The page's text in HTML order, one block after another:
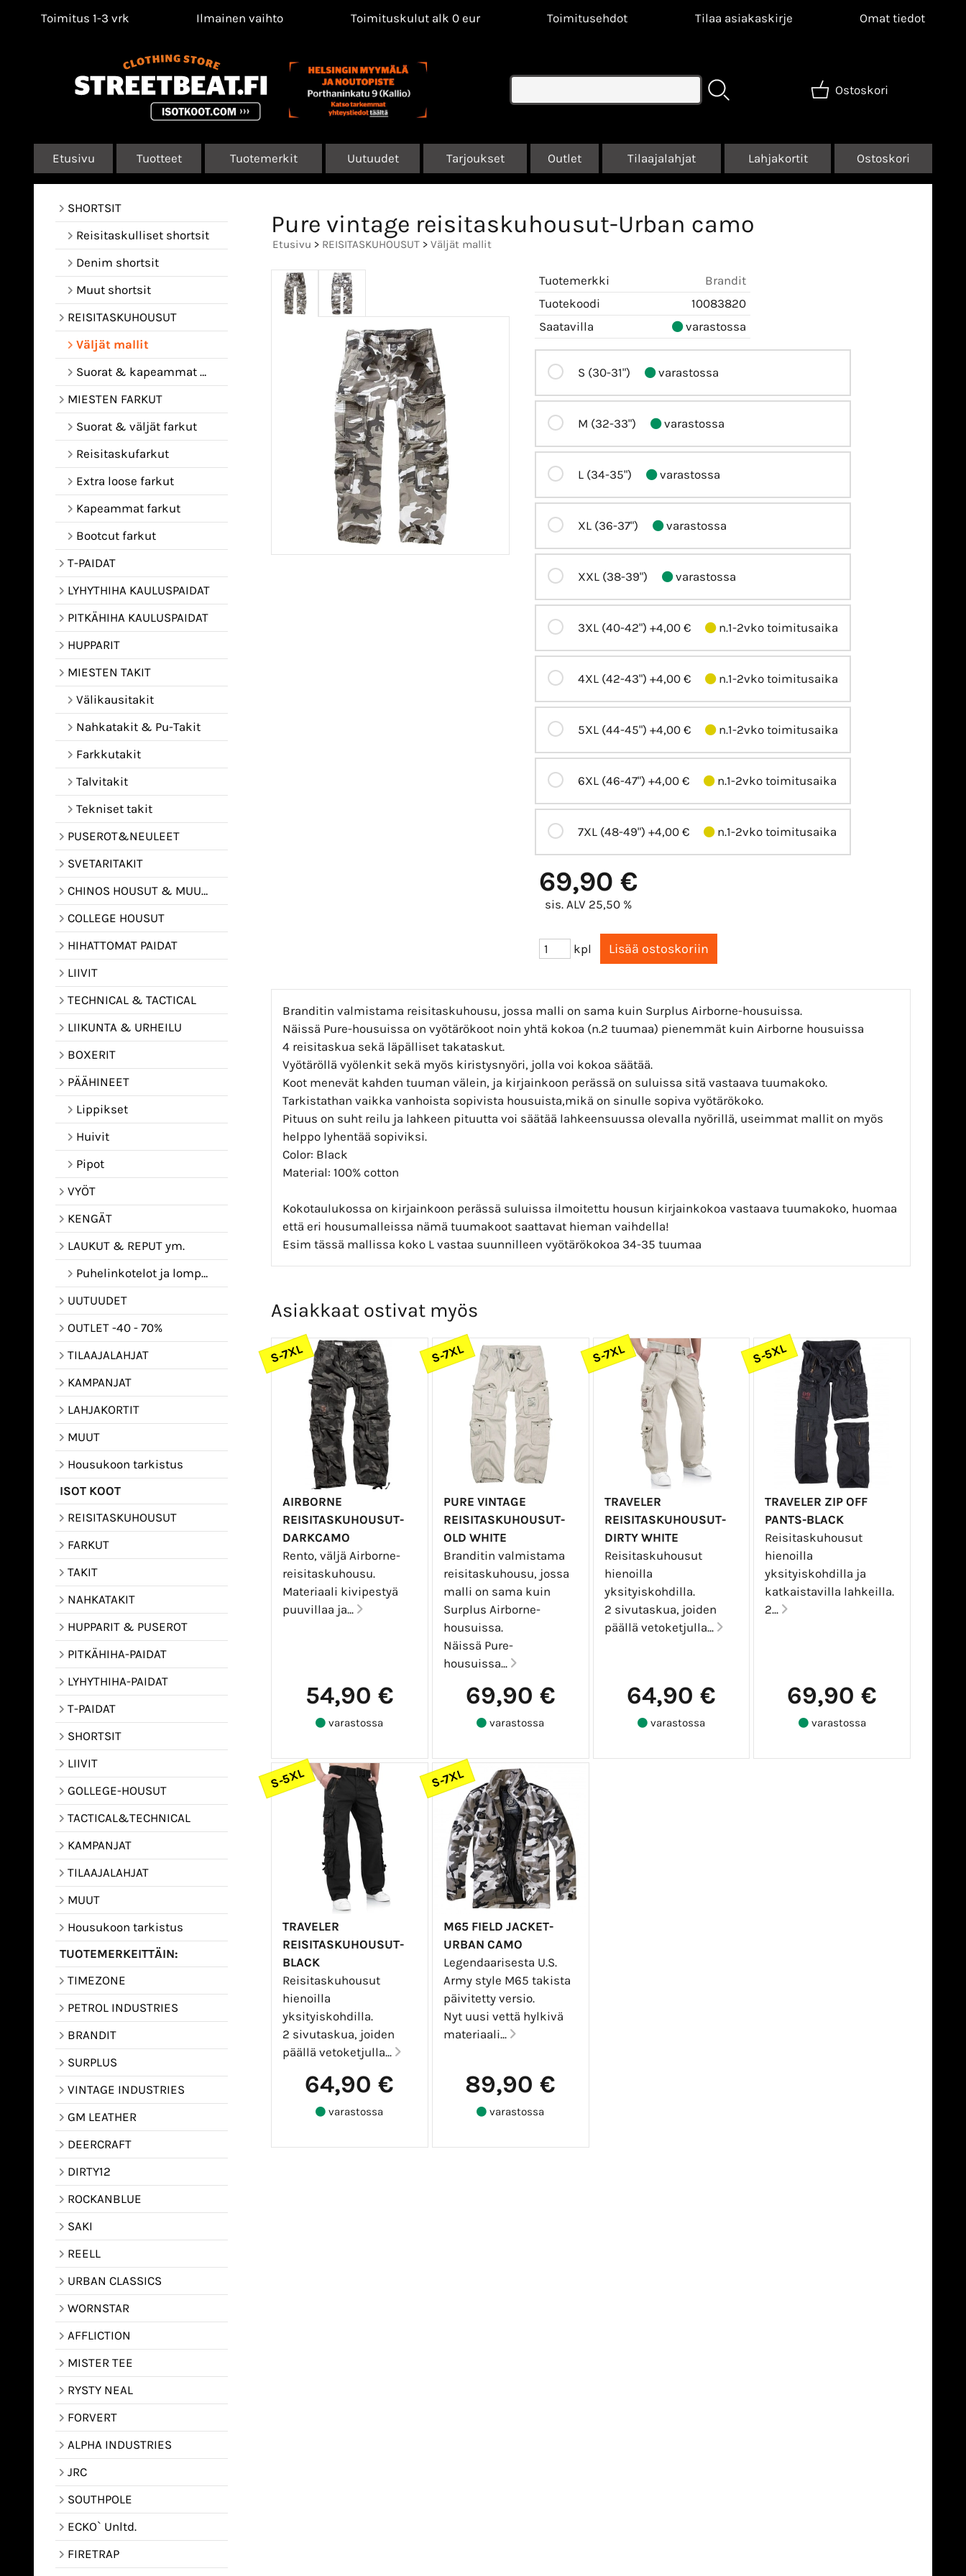
Toimitus 1-3 vrk Ilmainen vaihto Toimituskulut alk 0 eur Toimitusehdot Tilaa asiakaskirje Omat tiedot
Ostoskori
Etusivu Tuotteet Tuotemerkit Uutuudet Tarjoukset Outlet Tilaajalahjat Lahjakortit Ostoskori
SHORTSIT
Reisitaskulliset shortsit
Denim shortsit
Muut shortsit
REISITASKUHOUSUT
Väljät mallit
Suorat & kapeammat mallit
MIESTEN FARKUT
Suorat & väljät farkut
Reisitaskufarkut
Extra loose farkut
Kapeammat farkut
Bootcut farkut
T-PAIDAT
LYHYTHIHA KAULUSPAIDAT
PITKÄHIHA KAULUSPAIDAT
HUPPARIT
MIESTEN TAKIT
Välikausitakit
Nahkatakit & Pu-Takit
Farkkutakit
Talvitakit
Tekniset takit
PUSEROT&NEULEET
SVETARITAKIT
CHINOS HOUSUT & MUUT HOUSUT
COLLEGE HOUSUT
HIHATTOMAT PAIDAT
LIIVIT
TECHNICAL & TACTICAL
LIIKUNTA & URHEILU
BOXERIT
PÄÄHINEET
Lippikset
Huivit
Pipot
VYÖT
KENGÄT
LAUKUT & REPUT ym.
Puhelinkotelot ja lompakot
UUTUUDET
OUTLET -40 - 70%
TILAAJALAHJAT
KAMPANJAT
LAHJAKORTIT
MUUT
Housukoon tarkistus
ISOT KOOT
REISITASKUHOUSUT
FARKUT
TAKIT
NAHKATAKIT
HUPPARIT & PUSEROT
PITKÄHIHA-PAIDAT
LYHYTHIHA-PAIDAT
T-PAIDAT
SHORTSIT
LIIVIT
GOLLEGE-HOUSUT
TACTICAL&TECHNICAL
KAMPANJAT
TILAAJALAHJAT
MUUT
Housukoon tarkistus
TUOTEMERKEITTÄIN:
TIMEZONE
PETROL INDUSTRIES
BRANDIT
SURPLUS
VINTAGE INDUSTRIES
GM LEATHER
DEERCRAFT
DIRTY12
ROCKANBLUE
SAKI
REELL
URBAN CLASSICS
WORNSTAR
AFFLICTION
MISTER TEE
RYSTY NEAL
FORVERT
ALPHA INDUSTRIES
JRC
SOUTHPOLE
ECKO` Unltd.
FIRETRAP
Pure vintage reisitaskuhousut-Urban camo
Etusivu > REISITASKUHOUSUT > Väljät mallit
Tuotemerkki
Brandit
Tuotekoodi
10083820
Saatavilla
varastossa
S (30-31") varastossa
M (32-33") varastossa
L (34-35") varastossa
XL (36-37") varastossa
XXL (38-39") varastossa
3XL (40-42") +4,00 € n.1-2vko toimitusaika
4XL (42-43") +4,00 € n.1-2vko toimitusaika
5XL (44-45") +4,00 € n.1-2vko toimitusaika
6XL (46-47") +4,00 € n.1-2vko toimitusaika
7XL (48-49") +4,00 € n.1-2vko toimitusaika
69,90 €
sis. ALV 25,50 %
kpl
Branditin valmistama reisitaskuhousu, jossa malli on sama kuin Surplus Airborne-housuissa.
Näissä Pure-housuissa on vyötärökoot noin yhtä kokoa (n.2 tuumaa) pienemmät kuin Airborne housuissa
4 reisitaskua sekä läpälliset takataskut.
Vyötäröllä vyölenkit sekä myös kiristysnyöri, jolla voi kokoa säätää.
Koot menevät kahden tuuman välein, ja kirjainkoon perässä on suluissa sitä vastaava tuumakoko.
Tarkistathan vaikka vanhoista sopivista housuista,mikä on sinulle sopiva vyötärökoko.
Pituus on suht reilu ja lahkeen pituutta voi säätää lahkeensuussa olevalla nyörillä, useimmat mallit on myös
helppo lyhentää sopiviksi.
Color: Black
Material: 100% cotton
Kokotaulukossa on kirjainkoon perässä suluissa ilmoitettu housun kirjainkokoa vastaava tuumakoko, huomaa
että eri housumalleissa nämä tuumakoot saattavat hieman vaihdella!
Esim tässä mallissa koko L vastaa suunnilleen vyötärökokoa 34-35 tuumaa
Asiakkaat ostivat myös
S-7XL
AIRBORNE
REISITASKUHOUSUT-
DARKCAMO
Rento, väljä Airborne-
reisitaskuhousu.
Materiaali kivipestyä
puuvillaa ja...
54,90 €
varastossa
S-7XL
PURE VINTAGE
REISITASKUHOUSUT-
OLD WHITE
Branditin valmistama
reisitaskuhousu, jossa
malli on sama kuin
Surplus Airborne-
housuissa.
Näissä Pure-
housuissa...
69,90 €
varastossa
S-7XL
TRAVELER
REISITASKUHOUSUT-
DIRTY WHITE
Reisitaskuhousut
hienoilla
yksityiskohdilla.
2 sivutaskua, joiden
päällä vetoketjulla...
64,90 €
varastossa
S-5XL
TRAVELER ZIP OFF
PANTS-BLACK
Reisitaskuhousut
hienoilla
yksityiskohdilla ja
katkaistavilla lahkeilla.
2...
69,90 €
varastossa
S-5XL
TRAVELER
REISITASKUHOUSUT-
BLACK
Reisitaskuhousut
hienoilla
yksityiskohdilla.
2 sivutaskua, joiden
päällä vetoketjulla...
64,90 €
varastossa
S-7XL
M65 FIELD JACKET-
URBAN CAMO
Legendaarisesta U.S.
Army style M65 takista
päivitetty versio.
Nyt uusi vettä hylkivä
materiaali...
89,90 €
varastossa